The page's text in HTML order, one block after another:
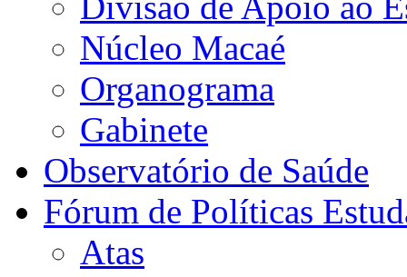
Núcleo Macaé
Organograma
Gabinete
Observatório de Saúde
Fórum de Políticas
Atas